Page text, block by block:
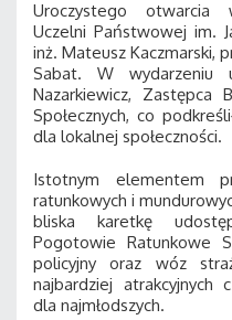
Uroczystego otwarcia
Uczelni Państwowej im.
inż. Mateusz Kaczmarski,
Sabat. W wydarzeniu
Nazarkiewicz, Zastępca
Społecznych, co
dla lokalnej społeczności.
Istotnym elementem
ratunkowych i
bliska karetkę
Pogotowie Ratunkowe
policyjny oraz wóz
najbardziej atrakcyjnych
dla najmłodszych.